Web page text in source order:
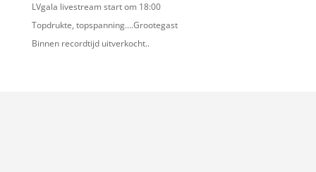
LVgala livestream start om 18:00
Topdrukte, topspanning….Grootegast
Binnen recordtijd uitverkocht..